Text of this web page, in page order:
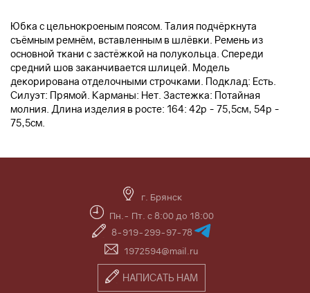
Юбка с цельнокроеным поясом. Талия подчёркнута
съёмным ремнём, вставленным в шлёвки. Ремень из
основной ткани с застёжкой на полукольца. Спереди
средний шов заканчивается шлицей. Модель
декорирована отделочными строчками. Подклад: Есть.
Силуэт: Прямой. Карманы: Нет. Застежка: Потайная
молния. Длина изделия в росте: 164: 42р - 75,5см, 54р -
75,5см.
г. Брянск
Пн.- Пт. с 8:00 до 18:00
8-919-299-97-78
1972594@mail.ru
НАПИСАТЬ НАМ